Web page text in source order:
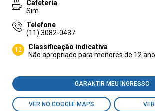
Cafeteria
Sim
Telefone
(11) 3082-0437
12
Classificação indicativa
Não apropriado para menores de 12
GARANTIR MEU INGRESSO
VER NO GOOGLE MAPS